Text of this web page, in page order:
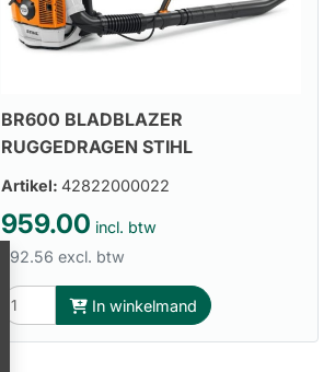
BR600 BLADBLAZER
RUGGEDRAGEN STIHL
Artikel: 42822000022
959.00 incl. btw
792.56 excl. btw
In winkelmand